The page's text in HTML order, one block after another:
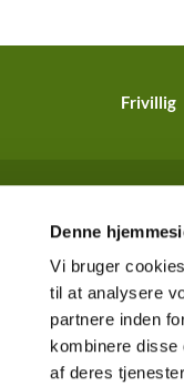
Denne
Vi bruger
til at analysere
partnere inden
kombinere disse
af deres
Frivillig